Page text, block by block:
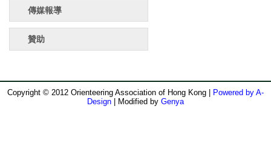
傳媒報導
贊助
Copyright © 2012 Orienteering Association of Hong Kong |
Powered by A-
Design | Modified by Genya